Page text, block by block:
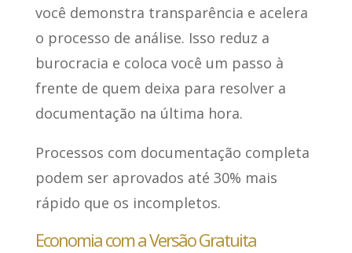
você demonstra transparência e acelera
o processo de análise. Isso reduz a
burocracia e coloca você um passo à
frente de quem deixa para resolver a
documentação na última hora.
Processos com documentação completa
podem ser aprovados até 30% mais
rápido que os incompletos.
Economia com a Versão Gratuita